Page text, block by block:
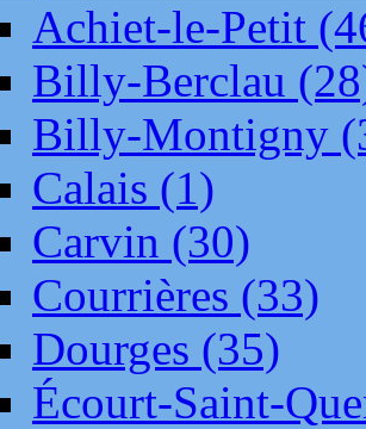
Achiet-le-Petit
Billy-Berclau
Billy-Montigny
Calais (1)
Carvin (30)
Courrières (33)
Dourges (35)
Écourt-Saint-